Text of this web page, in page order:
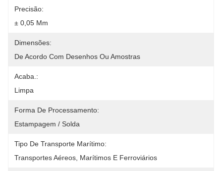
Precisão:
± 0,05 Mm
Dimensões:
De Acordo Com Desenhos Ou Amostras
Acaba.:
Limpa
Forma De Processamento:
Estampagem / Solda
Tipo De Transporte Marítimo:
Transportes Aéreos, Marítimos E Ferroviários